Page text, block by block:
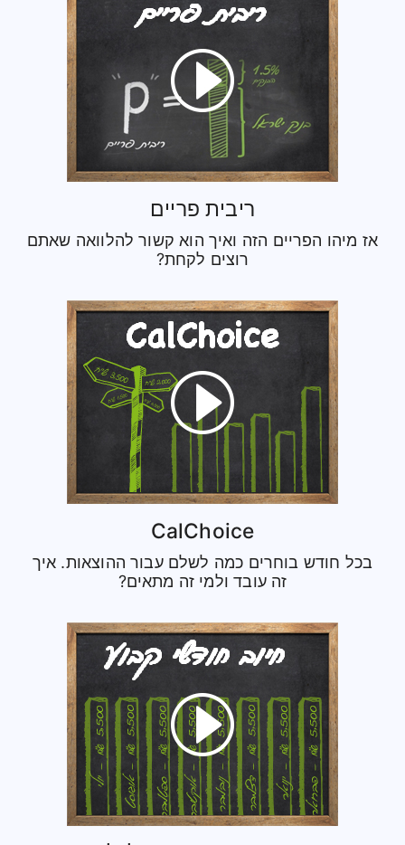
ריבית פריים
אז מיהו הפריים הזה ואיך הוא קשור להלוואה שאתם
רוצים לקחת?
CalChoice
בכל חודש בוחרים כמה לשלם עבור ההוצאות. איך
זה עובד ולמי זה מתאים?